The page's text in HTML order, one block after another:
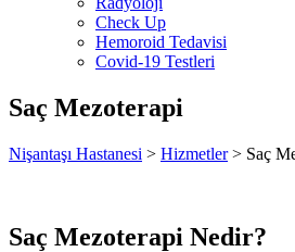
Check Up
Hemoroid Tedavisi
Covid-19 Testleri
Saç Mezoterapi
Nişantaşı Hastanesi > Hizmetler> Saç
Saç Mezoterapi Nedir?